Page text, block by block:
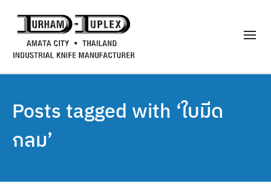
Posts tagged with ‘ใบมีด
กลม’